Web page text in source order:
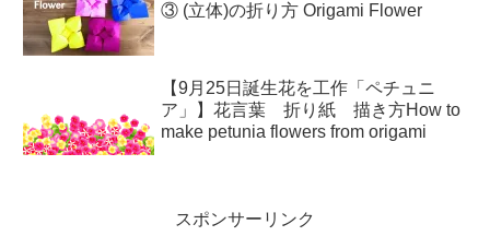
③ (立体)の折り方 Origami Flower
【9月25日誕生花を工作「ペチュニ
ア」】花言葉 折り紙 描き方How to
make petunia flowers from origami
スポンサーリンク